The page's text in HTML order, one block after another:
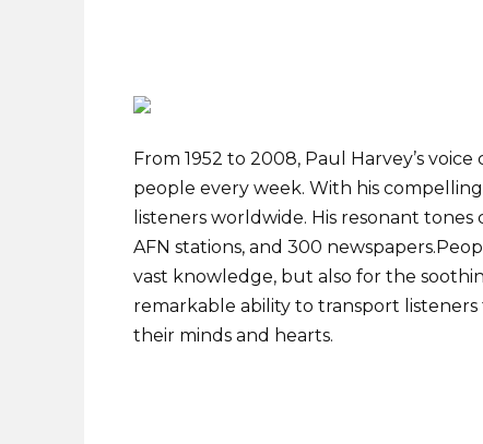
From 1952 to 2008, Paul Harvey’s
people every week. With his
listeners worldwide. His resonant
AFN stations, and 300
vast knowledge, but also for the
remarkable ability to transport listeners
their minds and hearts.